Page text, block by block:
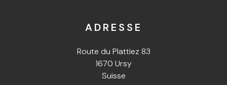
ADRESSE
Route du Plattiez 83
1670 Ursy
Suisse